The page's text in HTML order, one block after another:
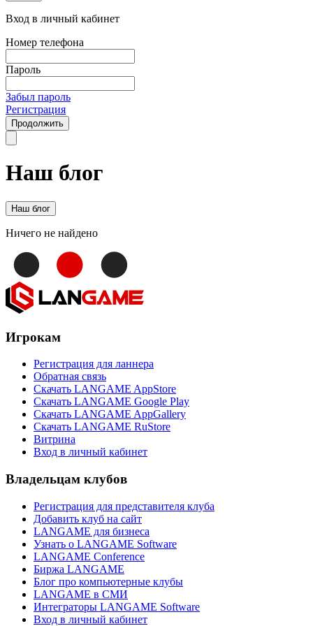
Вход в личный кабинет
Номер телефона
Пароль
Забыл пароль
Регистрация
Продолжить
Наш блог
Наш блог
Ничего не найдено
Игрокам
Регистрация для ланнера
Обратная связь
Скачать LANGAME AppStore
Скачать LANGAME Google Play
Скачать LANGAME AppGallery
Скачать LANGAME RuStore
Витрина
Вход в личный кабинет
Владельцам клубов
Регистрация для представителя клуба
Добавить клуб на сайт
LANGAME для бизнеса
Узнать о LANGAME Software
LANGAME Conference
Биржа LANGAME
Блог про компьютерные клубы
LANGAME в СМИ
Интеграторы LANGAME Software
Вход в личный кабинет